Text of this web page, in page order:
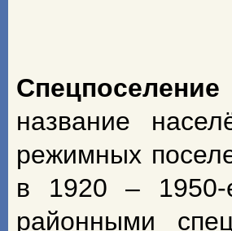
название
режимных
в 1920 – 1950-
районными